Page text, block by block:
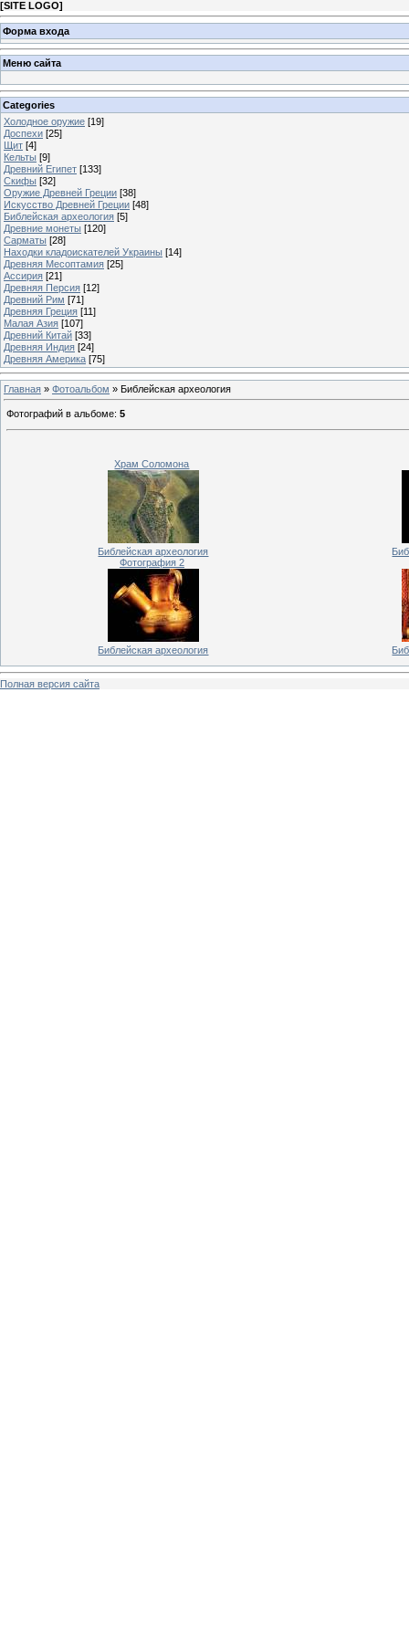
[SITE LOGO]
Форма входа
Меню сайта
Categories
Холодное оружие [19]
Доспехи [25]
Щит [4]
Кельты [9]
Древний Египет [133]
Скифы [32]
Оружие Древней Греции [38]
Искусство Древней Греции [48]
Библейская археология [5]
Древние монеты [120]
Сарматы [28]
Находки кладоискателей Украины [14]
Древняя Месоптамия [25]
Ассирия [21]
Древняя Персия [12]
Древний Рим [71]
Древняя Греция [11]
Малая Азия [107]
Древний Китай [33]
Древняя Индия [24]
Древняя Америка [75]
Главная » Фотоальбом » Библейская археология
Фотографий в альбоме: 5
Храм Соломона
Библейская археология
Фотография 2
Библейская археология
Полная версия сайта